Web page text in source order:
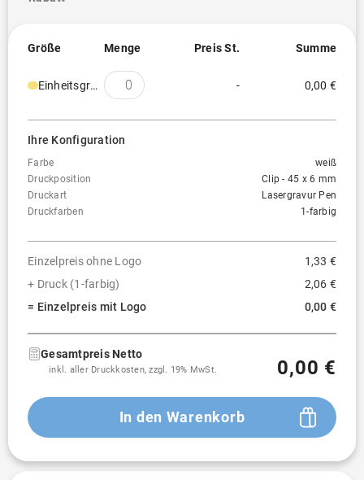
Größe Menge Preis St. Summe
Einheitsgröße - 0,00 €
Ihre Konfiguration
Farbe
weiß
Druckposition
Clip - 45 x 6 mm
Druckart
Lasergravur Pen
Druckfarben
1-farbig
Einzelpreis ohne Logo
1,33 €
+ Druck (1-farbig)
2,06 €
= Einzelpreis mit Logo
0,00 €
Gesamtpreis Netto
inkl. aller Druckkosten, zzgl. 19% MwSt. 0,00 €
In den Warenkorb